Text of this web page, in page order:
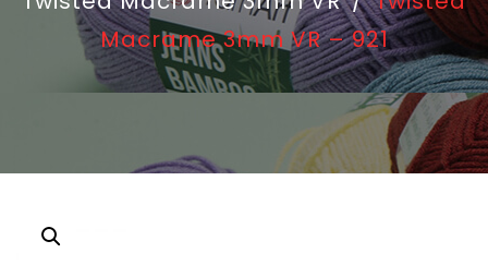
Macrame 3mm VR – 921